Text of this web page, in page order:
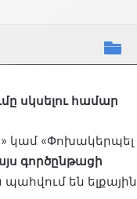
սկսելու համար
կամ «Փոխակերպել
գործընթացի
են ելքային